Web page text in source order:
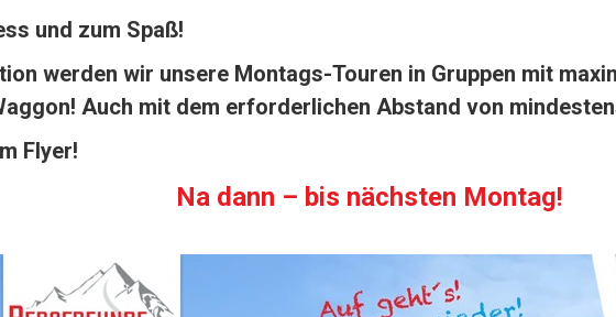
und zum Spaß!
werden wir unsere Montags-Touren in Gruppen mit
Auch mit dem erforderlichen Abstand von
Flyer!
Na dann – bis nächsten Montag!